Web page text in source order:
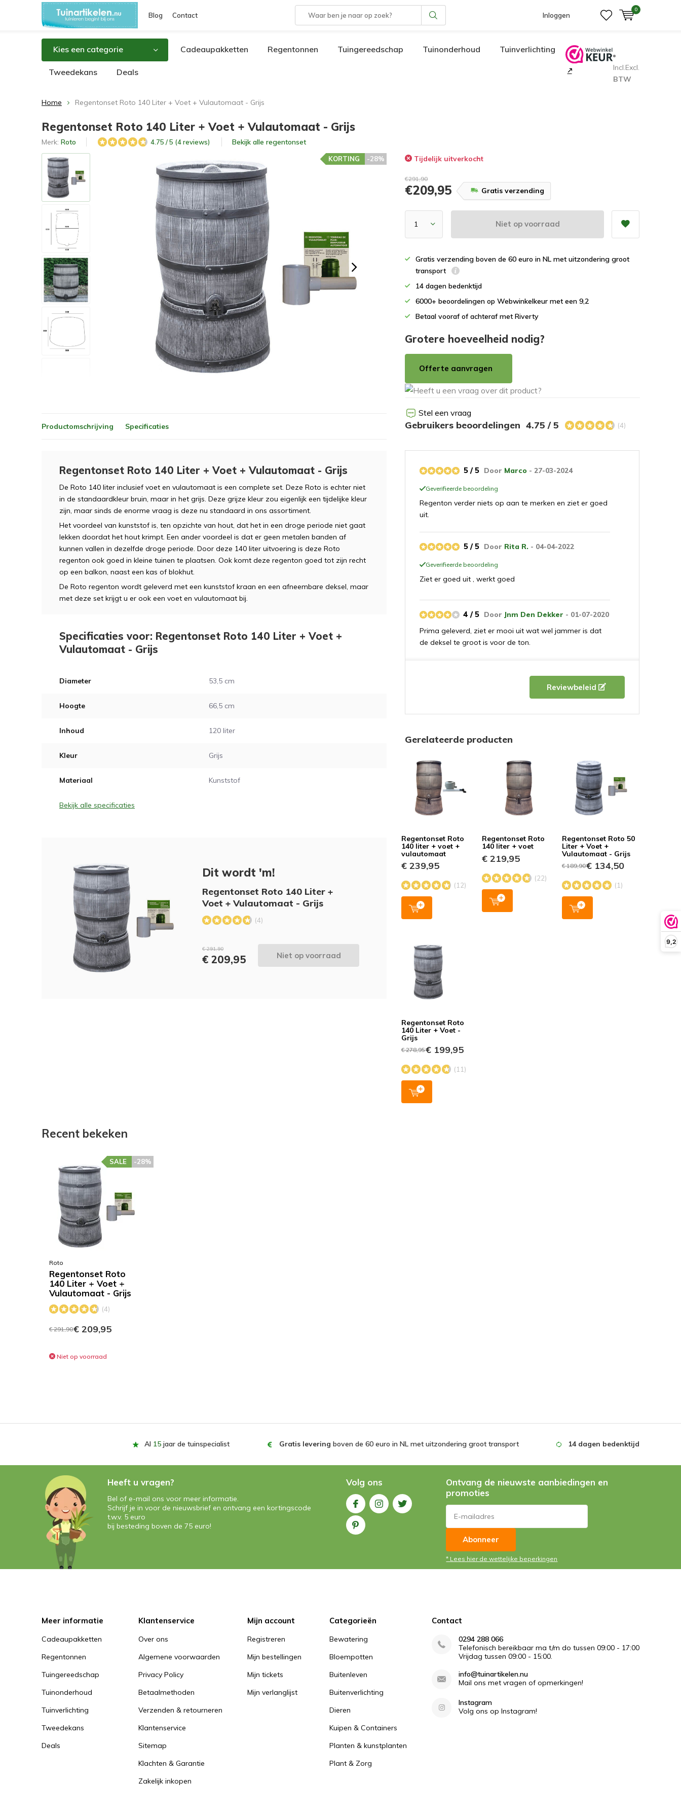
9,2
Blog Contact Inloggen
0
Kies een categorie Cadeaupakketten Regentonnen Tuingereedschap Tuinonderhoud Tuinverlichting
Tweedekans Deals Incl.Excl.
BTW
Home Regentonset Roto 140 Liter + Voet + Vulautomaat - Grijs
Regentonset Roto 140 Liter + Voet + Vulautomaat - Grijs
Merk: Roto 4.75 / 5 (4 reviews) Bekijk alle regentonset
-28%
KORTING Tijdelijk uitverkocht
€291,90
€209,95 Gratis verzending
Niet op voorraad
Gratis verzending boven de 60 euro in NL met uitzondering groot
transport
14 dagen bedenktijd
6000+ beoordelingen op Webwinkelkeur met een 9,2
Betaal vooraf of achteraf met Riverty
Grotere hoeveelheid nodig?
Offerte aanvragen
Stel een vraag
Productomschrijving Specificaties
Regentonset Roto 140 Liter + Voet + Vulautomaat - Grijs
De Roto 140 liter inclusief voet en vulautomaat is een complete set. Deze Roto is echter niet
in de standaardkleur bruin, maar in het grijs. Deze grijze kleur zou eigenlijk een tijdelijke kleur
zijn, maar sinds de enorme vraag is deze nu standaard in ons assortiment.
Het voordeel van kunststof is, ten opzichte van hout, dat het in een droge periode niet gaat
lekken doordat het hout krimpt. Een ander voordeel is dat er geen metalen banden af
kunnen vallen in dezelfde droge periode. Door deze 140 liter uitvoering is deze Roto
regenton ook goed in kleine tuinen te plaatsen. Ook komt deze regenton goed tot zijn recht
op een balkon, naast een kas of blokhut.
De Roto regenton wordt geleverd met een kunststof kraan en een afneembare deksel, maar
met deze set krijgt u er ook een voet en vulautomaat bij.
Specificaties voor: Regentonset Roto 140 Liter + Voet +
Vulautomaat - Grijs
Diameter 53,5 cm
Hoogte 66,5 cm
Inhoud 120 liter
Kleur Grijs
Materiaal Kunststof
Bekijk alle specificaties
Dit wordt 'm!
Regentonset Roto 140 Liter +
Voet + Vulautomaat - Grijs
(4)
€ 291,90
€ 209,95 Niet op voorraad
Gebruikers beoordelingen 4.75 / 5 (4)
Door Marco - 27-03-2024
Geverifieerde beoordeling
5 / 5
Regenton verder niets op aan te merken en ziet er goed
uit.
Door Rita R. - 04-04-2022
Geverifieerde beoordeling
5 / 5
Ziet er goed uit , werkt goed
Door Jnm Den Dekker - 01-07-2020
4 / 5
Prima geleverd, ziet er mooi uit wat wel jammer is dat
de deksel te groot is voor de ton.
- 29-10-2019
Ten eerste hartelijk bedankt voor de goede service de
Reviewbeleid
Gerelateerde producten
Regentonset Roto
140 liter + voet +
vulautomaat
€ 239,95
(12)
Regentonset Roto
140 liter + voet
€ 219,95
(22)
Regentonset Roto 50
Liter + Voet +
Vulautomaat - Grijs
€ 189,90€ 134,50
(1)
Regentonset Roto
140 Liter + Voet -
Grijs
€ 278,95€ 199,95
(11)
Recent bekeken
Roto
Regentonset Roto
140 Liter + Voet +
Vulautomaat - Grijs
-28%
SALE
(4)
€ 291,90€ 209,95
Niet op voorraad
Al 15 jaar de tuinspecialist Gratis levering boven de 60 euro in NL met uitzondering groot transport 14 dagen bedenktijd
Heeft u vragen?
Bel of e-mail ons voor meer informatie.
Schrijf je in voor de nieuwsbrief en ontvang een kortingscode
t.w.v. 5 euro
bij besteding boven de 75 euro!
Volg ons
Ontvang de nieuwste aanbiedingen en
promoties
Abonneer
* Lees hier de wettelijke beperkingen
Meer informatie
Cadeaupakketten
Regentonnen
Tuingereedschap
Tuinonderhoud
Tuinverlichting
Tweedekans
Deals
Klantenservice
Over ons
Algemene voorwaarden
Privacy Policy
Betaalmethoden
Verzenden & retourneren
Klantenservice
Sitemap
Klachten & Garantie
Zakelijk inkopen
Mijn account
Registreren
Mijn bestellingen
Mijn tickets
Mijn verlanglijst
Categorieën
Bewatering
Bloempotten
Buitenleven
Buitenverlichting
Dieren
Kuipen & Containers
Planten & kunstplanten
Plant & Zorg
Contact
0294 288 066
Telefonisch bereikbaar ma t/m do tussen 09:00 - 17:00
Vrijdag tussen 09:00 - 15:00.
info@tuinartikelen.nu
Mail ons met vragen of opmerkingen!
Instagram
Volg ons op Instagram!